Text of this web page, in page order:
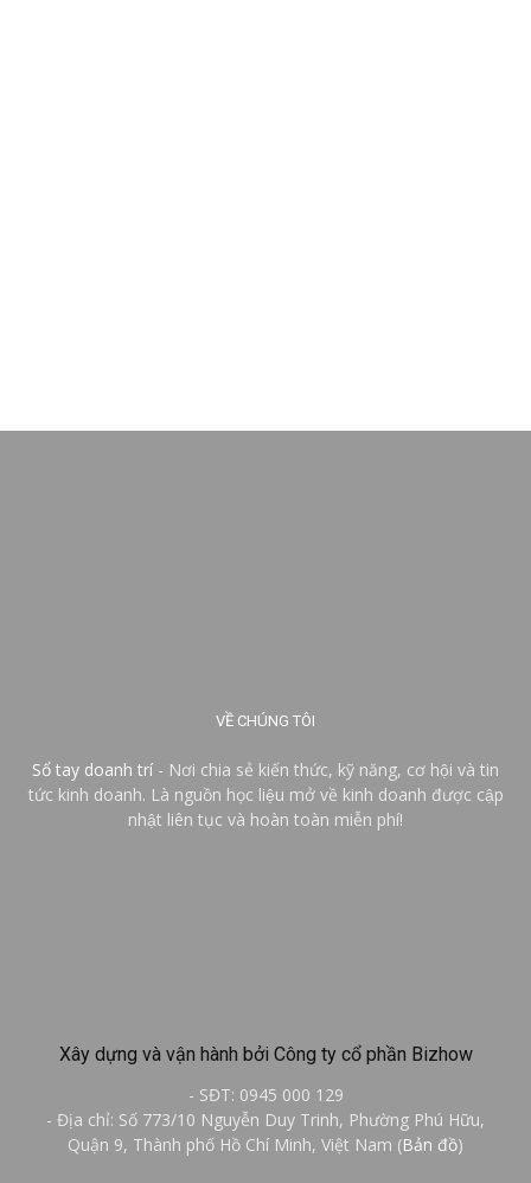
VỀ CHÚNG TÔI
Sổ tay doanh trí - Nơi chia sẻ kiến thức, kỹ năng, cơ hội và tin
tức kinh doanh. Là nguồn học liệu mở về kinh doanh được cập
nhật liên tục và hoàn toàn miễn phí!
Xây dựng và vận hành bởi Công ty cổ phần Bizhow
- SĐT: 0945 000 129
- Địa chỉ: Số 773/10 Nguyễn Duy Trinh, Phường Phú Hữu,
Quận 9, Thành phố Hồ Chí Minh, Việt Nam (Bản đồ)